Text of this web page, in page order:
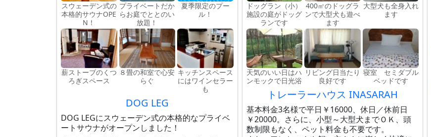
スウェーデン式の
本格的サウナOPE
N！
プライベートだか
らお庭でととのい
放題！
夏季限定のプー
ル！
薪ストーブのくつ
ろぎスペース
８畳の和室で心安
らぐ
キッチンスペース
にはワインセラー
も
DOG LEG
DOG LEGにスウェーデン式の本格的なプライベ
ートサウナがオープンしました！
ドッグラン（小）
施設の庭がドッグ
ランです
400㎡のドッグラ
ンで大型犬も遊べ
ます
大型犬も全身入れ
ます
天気のいい日はハ
ンモックで日光浴
リビング日当たり
良好です
寝室 セミダブル
ベッドです
トレーラーハウス INASARAH
基本料金3名様で平日￥16000、休日／休前日
￥20000。さらに、小型～大型犬までＯＫ、頭
数制限もなく、ペット料金も不要です。